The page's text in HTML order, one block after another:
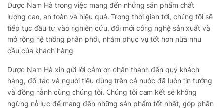
Dược Nam Hà trong việc mang đến những sản phẩm chất
lượng cao, an toàn và hiệu quả. Trong thời gian tới, chúng tôi sẽ
tiếp tục đầu tư vào nghiên cứu, đổi mới công nghệ sản xuất và
mở rộng hệ thống phân phối, nhằm phục vụ tốt hơn nữa nhu
cầu của khách hàng.
Dược Nam Hà xin gửi lời cảm ơn chân thành đến quý khách
hàng, đối tác và người tiêu dùng trên cả nước đã luôn tin tưởng
và đồng hành cùng chúng tôi. Chúng tôi cam kết sẽ không
ngừng nỗ lực để mang đến những sản phẩm tốt nhất, góp phần